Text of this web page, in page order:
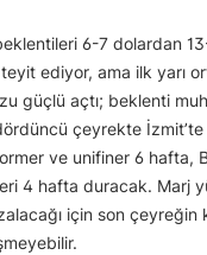
6-7 dolardan
ediyor, ama ilk yarı
güçlü açtı; beklenti
çeyrekte
ve unifiner 6 hafta,
4 hafta duracak. Marj
için son çeyreğin